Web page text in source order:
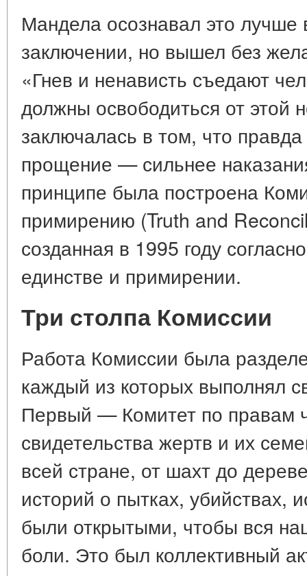
Мандела осознавал это
заключении, но вышел без
«Гнев и ненависть съедают
должны освободиться от этой
заключалась в том, что
прощение — сильнее
принципе была построена
примирению (Truth and
созданная в 1995 году
единстве и примирении.
Три столпа Комиссии
Работа Комиссии была
каждый из которых выполнял
Первый — Комитет по правам
свидетельства жертв и их
всей стране, от шахт до
историй о пытках, убийствах,
были открытыми, чтобы вся
боли. Это был коллективный